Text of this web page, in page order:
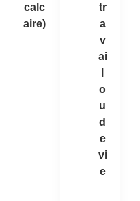
calc
aire)
tr
a
v
ai
o
u
d
e
vi
e